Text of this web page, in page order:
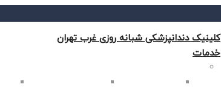
کلینیک دندانپزشکی شبانه روزی غرب تهران
خدمات
جراحی فک در غرب تهران
بلیچینگ دندان در غرب تهران